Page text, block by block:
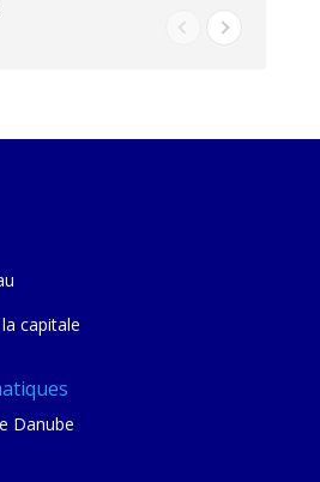
. A la fin de notre séjour
une amie qu' une guide
capitale
Danube